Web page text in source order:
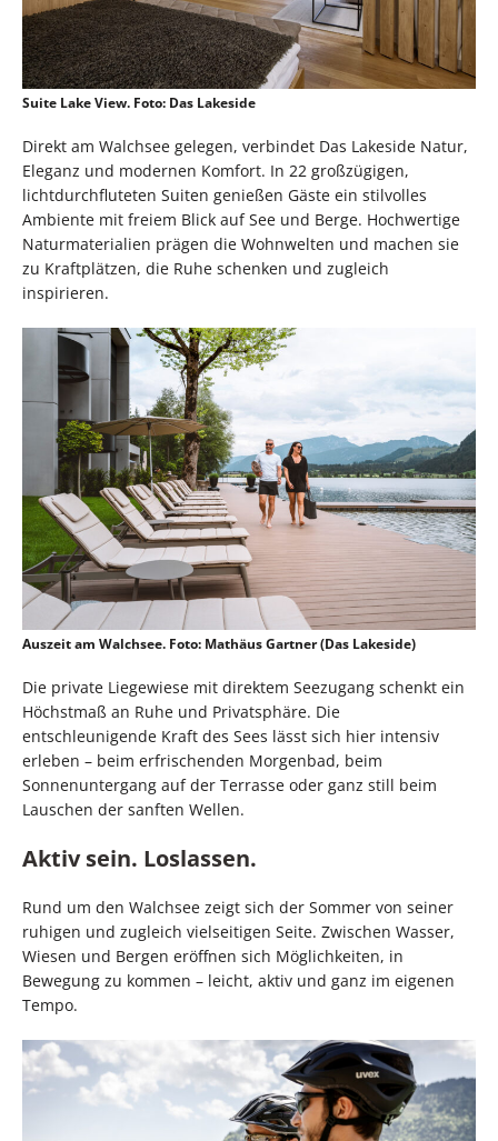
Suite Lake View. Foto: Das Lakeside
Direkt am Walchsee gelegen, verbindet Das Lakeside Natur,
Eleganz und modernen Komfort. In 22 großzügigen,
lichtdurchfluteten Suiten genießen Gäste ein stilvolles
Ambiente mit freiem Blick auf See und Berge. Hochwertige
Naturmaterialien prägen die Wohnwelten und machen sie
zu Kraftplätzen, die Ruhe schenken und zugleich
inspirieren.
Auszeit am Walchsee. Foto: Mathäus Gartner (Das Lakeside)
Die private Liegewiese mit direktem Seezugang schenkt ein
Höchstmaß an Ruhe und Privatsphäre. Die
entschleunigende Kraft des Sees lässt sich hier intensiv
erleben – beim erfrischenden Morgenbad, beim
Sonnenuntergang auf der Terrasse oder ganz still beim
Lauschen der sanften Wellen.
Aktiv sein. Loslassen.
Rund um den Walchsee zeigt sich der Sommer von seiner
ruhigen und zugleich vielseitigen Seite. Zwischen Wasser,
Wiesen und Bergen eröffnen sich Möglichkeiten, in
Bewegung zu kommen – leicht, aktiv und ganz im eigenen
Tempo.